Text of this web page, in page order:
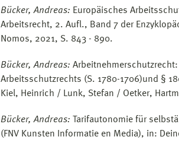
Bücker, Andreas: Europäisches
Arbeitsrecht, 2. Aufl., Band 7 der
Nomos, 2021, S. 843 - 890.
Bücker, Andreas:
Arbeitsschutzrechts (S. 1780-1706)und §
Kiel, Heinrich / Lunk, Stefan / Oetker,
Bücker, Andreas:
Tarifautonomie für
(FNV Kunsten Informatie en Media), in: